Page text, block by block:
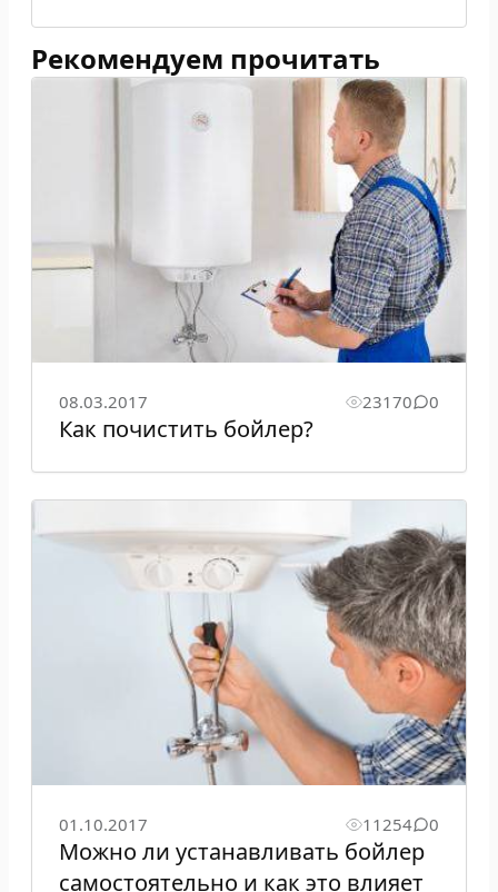
Рекомендуем прочитать
08.03.2017 23170 0
Как почистить бойлер?
01.10.2017 11254 0
Можно ли устанавливать бойлер
самостоятельно и как это влияет